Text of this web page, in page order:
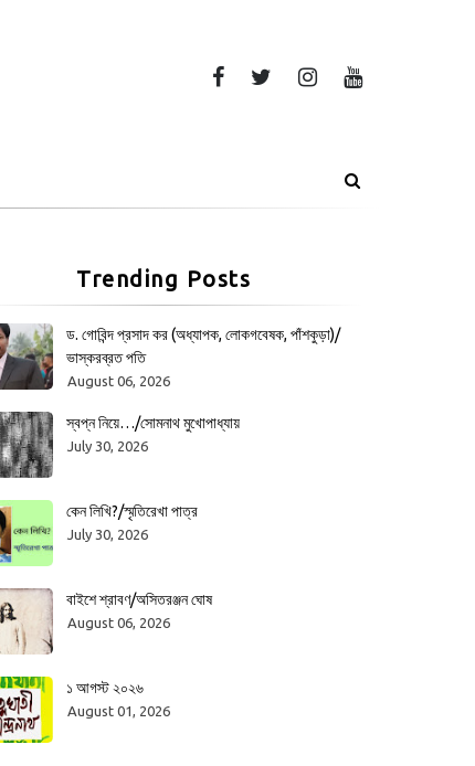
Trending Posts
ড. গোবিন্দ প্রসাদ কর (অধ্যাপক, লোকগবেষক, পাঁশকুড়া)/
ভাস্করব্রত পতি
August 06, 2026
স্বপ্ন নিয়ে…/সোমনাথ মুখোপাধ্যায়
July 30, 2026
কেন লিখি?/স্মৃতিরেখা পাত্র
July 30, 2026
বাইশে শ্রাবণ/অসিতরঞ্জন ঘোষ
August 06, 2026
১ আগস্ট ২০২৬
August 01, 2026